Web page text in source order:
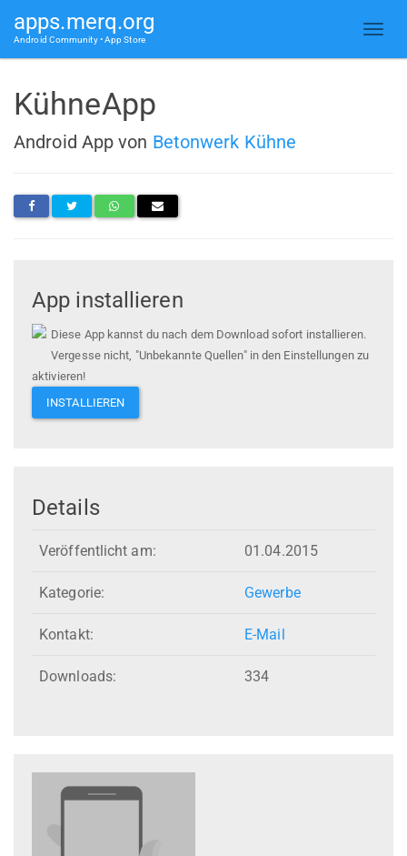
apps.merq.org
Android Community • App Store
KühneApp
Android App von Betonwerk Kühne
App installieren
Diese App kannst du nach dem Download sofort installieren.
Vergesse nicht, "Unbekannte Quellen" in den Einstellungen zu
aktivieren!
INSTALLIEREN
Details
Veröffentlicht am: 01.04.2015
Kategorie: Gewerbe
Kontakt: E-Mail
Downloads: 334